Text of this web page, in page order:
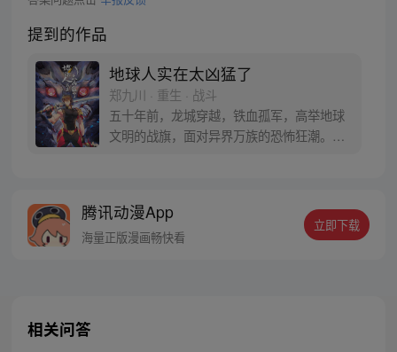
提到的作品
地球人实在太凶猛了
郑九川 · 重生 · 战斗
五十年前，龙城穿越，铁血孤军，高举地球
文明的战旗，面对异界万族的恐怖狂潮。五
誓，一定要改写自己、改写父母，甚至是全
人类的结局！
腾讯动漫App
海量正版漫画畅快看
立即下载
相关问答